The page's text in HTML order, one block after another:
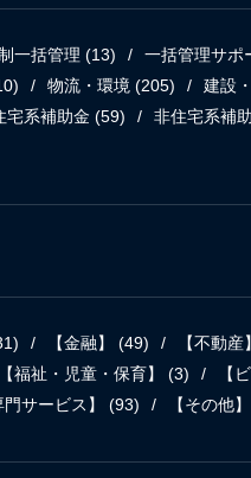
一括管理 (13) 一括管理サポ
物流・環境 (205) 建設
宅系補助金 (59) 非住宅系補
【金融】 (49) 【不動産
【福祉・児童・保育】 (3) 【
門サービス】 (93) 【その他】